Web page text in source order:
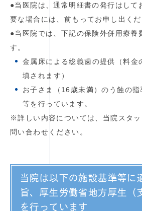
●当医院は、通常明細書の発行はして
要な場合には、前もってお申し出くだ
●当医院では、下記の保険外併用療養
す。
金属床による総義歯の提供（料金
填されます）
お子さま（16歳未満）のう蝕の
等を行っています。
※詳しい内容については、当院スタ
問い合わせください。
当院は以下の施設基準等に
旨、厚生労働省地方厚生（
を行っています